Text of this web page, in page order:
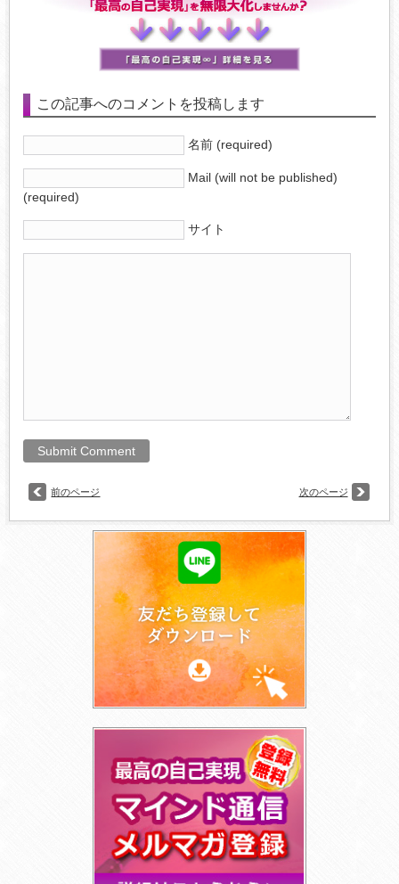
この記事へのコメントを投稿します
名前 (required)
Mail (will not be published)
(required)
サイト
前のページ 次のページ